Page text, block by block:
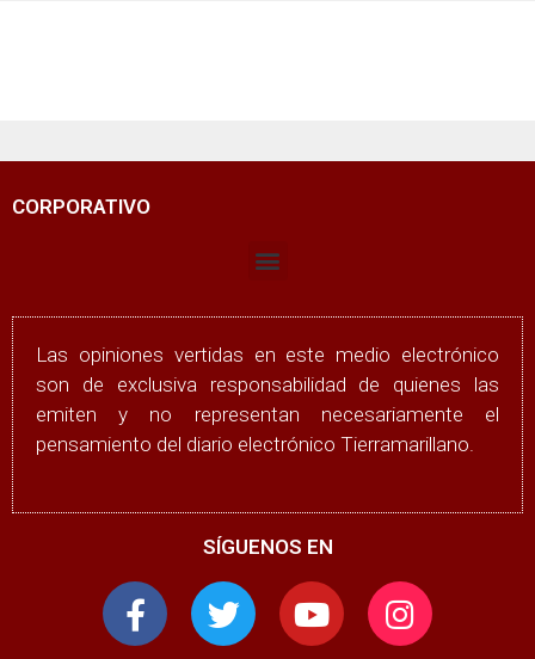
CORPORATIVO
Las opiniones vertidas en este medio electrónico
son de exclusiva responsabilidad de quienes las
emiten y no representan necesariamente el
pensamiento del diario electrónico Tierramarillano.
SÍGUENOS EN